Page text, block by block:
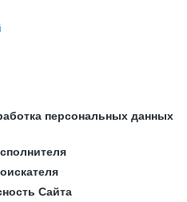
персональных данных
Сайта